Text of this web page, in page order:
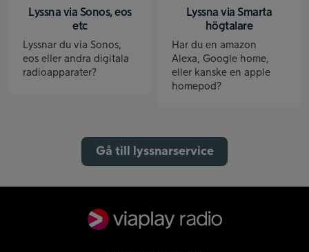
Lyssna via Sonos, eos
etc
Lyssnar du via Sonos,
eos eller andra digitala
radioapparater?
Lyssna via Smarta
högtalare
Har du en amazon
Alexa, Google home,
eller kanske en apple
homepod?
Gå till lyssnarservice